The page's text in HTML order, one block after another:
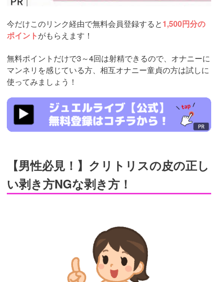
今だけこのリンク経由で無料会員登録すると1,500円分の
ポイントがもらえます！
無料ポイントだけで3～4回は射精できるので、オナニーに
マンネリを感じている方、相互オナニー童貞の方は試しに
使ってみましょう！
https://www.j-
live.tv/LiveChat/acs.php?
si=jwchatt&pid=MLA5661_0003&pa=lp33.php
【男性必見！】クリトリスの皮の正し
い剥き方NGな剥き方！